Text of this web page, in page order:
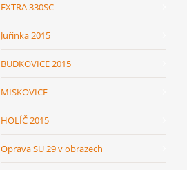
EXTRA 330SC
Juřinka 2015
BUDKOVICE 2015
MISKOVICE
HOLÍČ 2015
Oprava SU 29 v obrazech